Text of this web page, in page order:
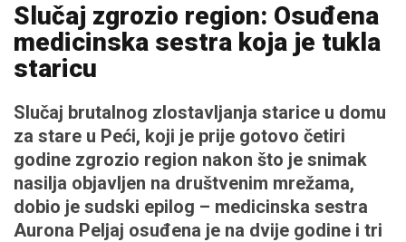
Slučaj zgrozio region: Osuđena
medicinska sestra koja je tukla
staricu
Slučaj brutalnog zlostavljanja starice u domu
za stare u Peći, koji je prije gotovo četiri
godine zgrozio region nakon što je snimak
nasilja objavljen na društvenim mrežama,
dobio je sudski epilog – medicinska sestra
Aurona Peljaj osuđena je na dvije godine i tri